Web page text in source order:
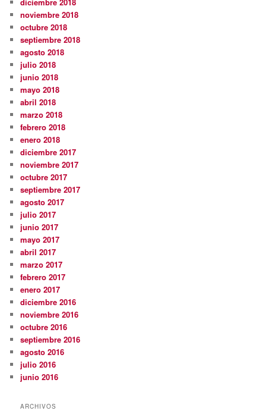
noviembre 2018
octubre 2018
septiembre 2018
agosto 2018
julio 2018
junio 2018
mayo 2018
abril 2018
marzo 2018
febrero 2018
enero 2018
diciembre 2017
noviembre 2017
octubre 2017
septiembre 2017
agosto 2017
julio 2017
junio 2017
mayo 2017
abril 2017
marzo 2017
febrero 2017
enero 2017
diciembre 2016
noviembre 2016
octubre 2016
septiembre 2016
agosto 2016
julio 2016
junio 2016
ARCHIVOS